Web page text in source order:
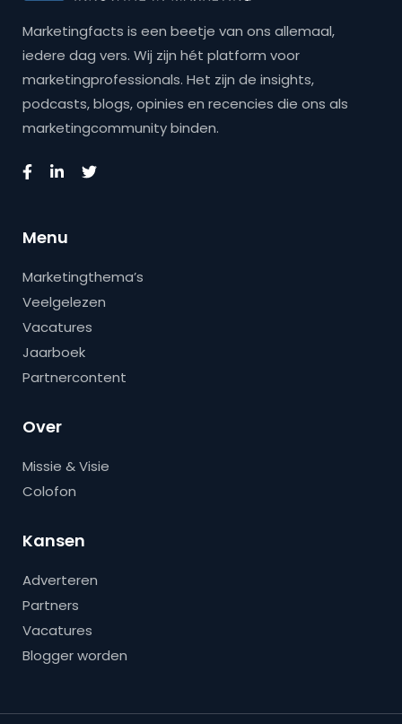
Marketingfacts is een beetje van ons allemaal,
iedere dag vers. Wij zijn hét platform voor
marketingprofessionals. Het zijn de insights,
podcasts, blogs, opinies en recencies die ons als
marketingcommunity binden.
Menu
Marketingthema’s
Veelgelezen
Vacatures
Jaarboek
Partnercontent
Over
Missie & Visie
Colofon
Kansen
Adverteren
Partners
Vacatures
Blogger worden